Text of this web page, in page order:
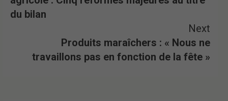
du bilan
Next
Produits maraîchers : « Nous ne
travaillons pas en fonction de la fête »